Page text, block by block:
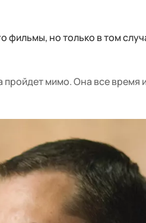
фильмы, но только в том
пройдет мимо. Она все время